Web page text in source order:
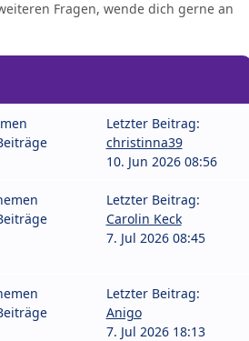
Fragen, wende dich gerne an
Letzter Beitrag:
christinna39
10. Jun 2026 08:56
Letzter Beitrag:
Carolin Keck
7. Jul 2026 08:45
Letzter Beitrag:
Anigo
7. Jul 2026 18:13